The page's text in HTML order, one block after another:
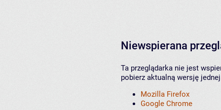
Niewspierana
Ta przeglądarka nie jest
pobierz aktualną wersję
Mozilla Firefox
Google Chrome